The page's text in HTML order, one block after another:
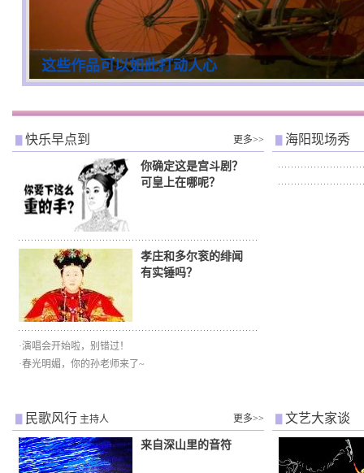
undefined
这些作品可以如此打动人心
快乐早点到 更多>>
你确定这是宫斗剧？
可皇上在哪呢？
孝庄和多尔衮的绯闻
有实锤吗？
·演唱会开始啦，别错过！
·春光明媚，你的孙老师来了~
海阳现场秀
民歌风行 主持人 更多>>
来自深山里的音符
文艺大家谈